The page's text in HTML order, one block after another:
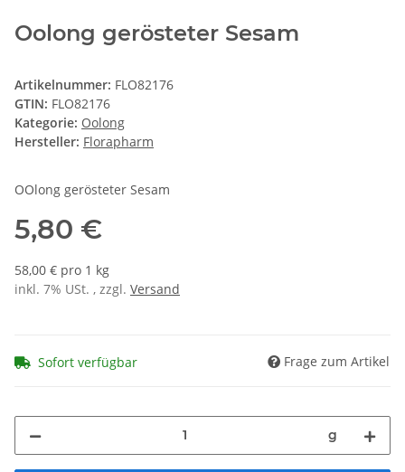
Oolong gerösteter Sesam
Artikelnummer: FLO82176
GTIN: FLO82176
Kategorie: Oolong
Hersteller: Florapharm
OOlong gerösteter Sesam
5,80 €
58,00 € pro 1 kg
inkl. 7% USt. , zzgl. Versand
Sofort verfügbar Frage zum Artikel
g